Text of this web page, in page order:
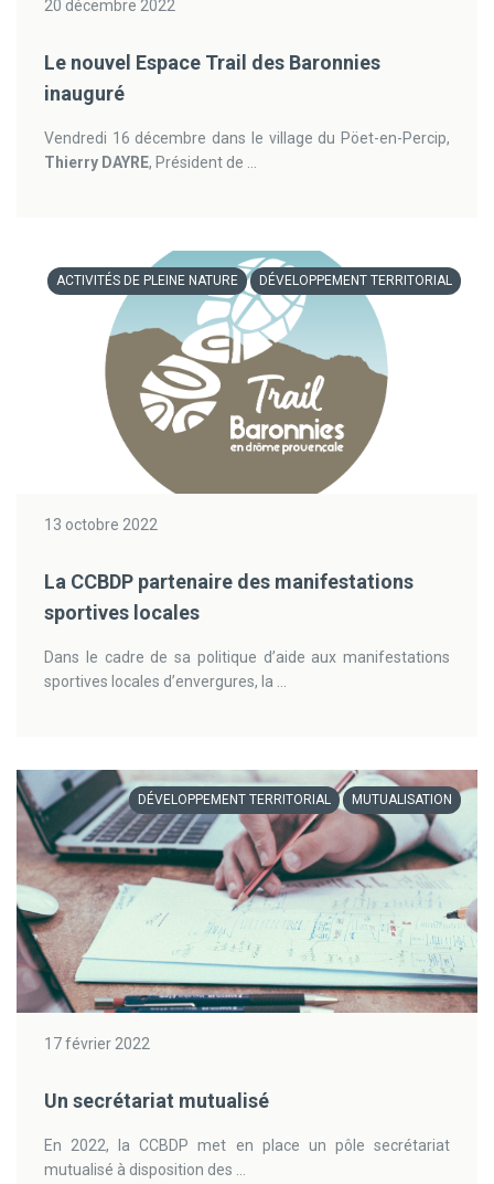
20 décembre 2022
Le nouvel Espace Trail des Baronnies
inauguré
Vendredi 16 décembre dans le village du Pöet-en-Percip,
Thierry DAYRE, Président de ...
ACTIVITÉS DE PLEINE NATURE DÉVELOPPEMENT TERRITORIAL
13 octobre 2022
La CCBDP partenaire des manifestations
sportives locales
Dans le cadre de sa politique d’aide aux manifestations
sportives locales d’envergures, la ...
DÉVELOPPEMENT TERRITORIAL MUTUALISATION
17 février 2022
Un secrétariat mutualisé
En 2022, la CCBDP met en place un pôle secrétariat
mutualisé à disposition des ...